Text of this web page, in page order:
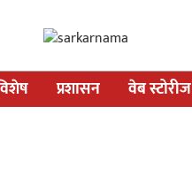
प्रशासन वेब स्टोरीज